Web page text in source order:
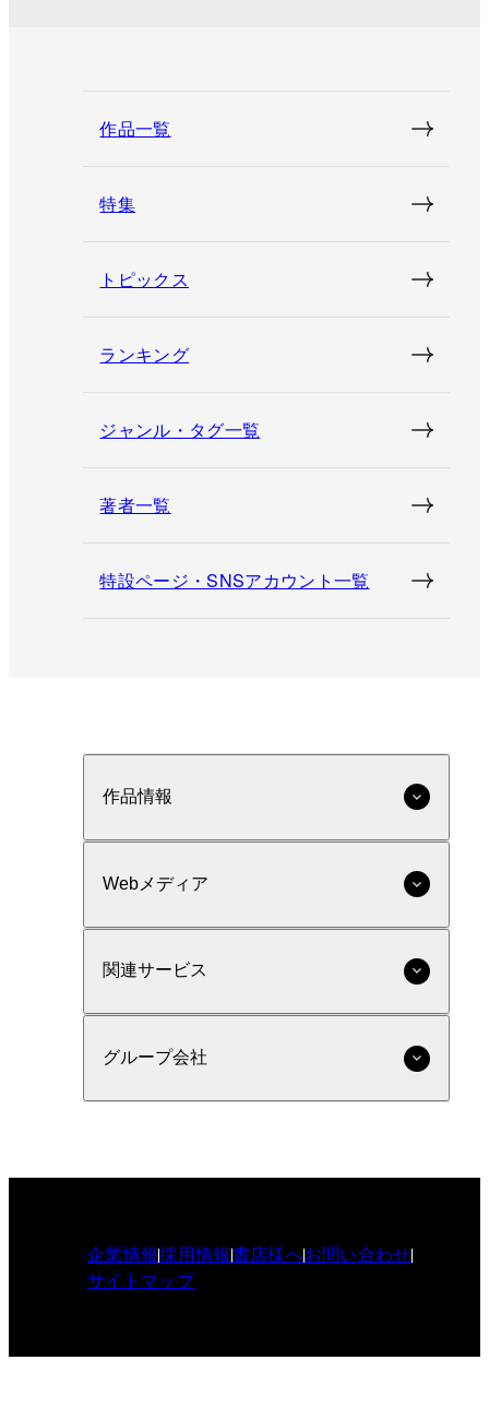
作品一覧
特集
トピックス
ランキング
ジャンル・タグ一覧
著者一覧
特設ページ・SNSアカウント一覧
作品情報
Webメディア
関連サービス
グループ会社
企業情報採用情報書店様へお問い合わせ
サイトマップ